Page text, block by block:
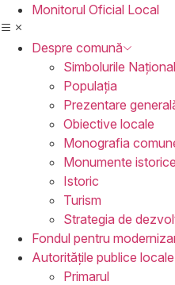
Monitorul Oficial Local
Despre comună
Simbolurile
Populația
Prezentare
Obiective locale
Monografia
Monumente istorice
Istoric
Turism
Strategia de
Fondul pentru
Autoritățile publice locale
Primarul